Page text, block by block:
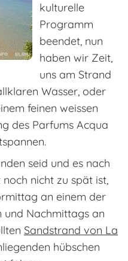
kulturelle
Programm
beendet, nun
haben wir Zeit,
uns am Strand
Wasser, oder
feinen weissen
des Parfums Acqua
seid und es nach
nicht zu spät ist,
an einem der
und Nachmittags an
Sandstrand von La
hübschen